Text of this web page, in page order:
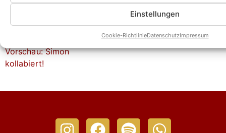
Einstellungen
Cookie-RichtlinieDatenschutzImpressum
„Rote Rosen“ Vorschau: Simon kollabiert!